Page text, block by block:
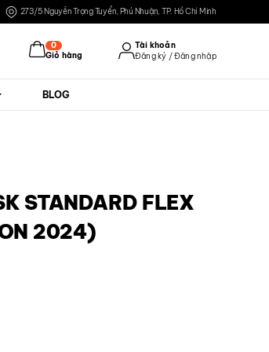
273/5 Nguyễn Trọng Tuyển, Phú Nhuận, TP. Hồ Chí Minh
0
Giỏ hàng
Tài khoản
Đăng ký / Đăng nhập
BLOG
STANDARD FLEX
2024)